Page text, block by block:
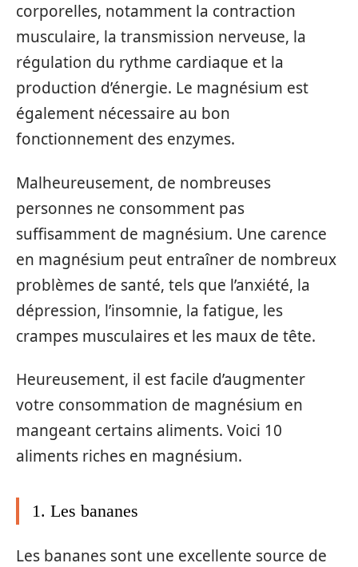
corporelles, notamment la contraction
musculaire, la transmission nerveuse, la
régulation du rythme cardiaque et la
production d’énergie. Le magnésium est
également nécessaire au bon
fonctionnement des enzymes.
Malheureusement, de nombreuses
personnes ne consomment pas
suffisamment de magnésium. Une carence
en magnésium peut entraîner de nombreux
problèmes de santé, tels que l’anxiété, la
dépression, l’insomnie, la fatigue, les
crampes musculaires et les maux de tête.
Heureusement, il est facile d’augmenter
votre consommation de magnésium en
mangeant certains aliments. Voici 10
aliments riches en magnésium.
1. Les bananes
Les bananes sont une excellente source de